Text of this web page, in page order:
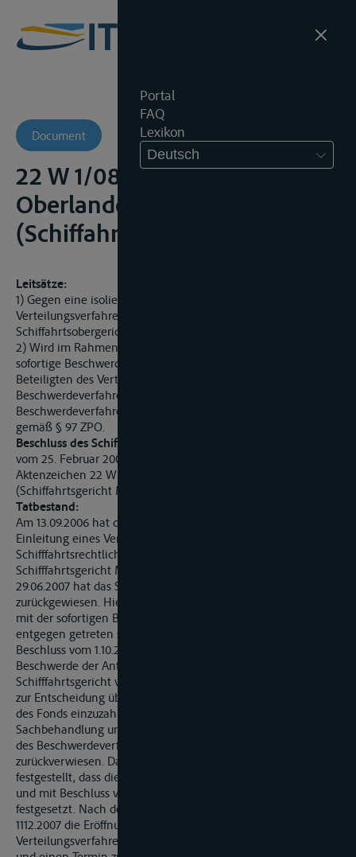
Portal
FAQ
Lexikon
Deutsch
Document
22 W 1/08 BSch -
Oberlandesgericht
(Schiffahrtsobergericht)
Leitsätze:
1) Gegen eine isolierte Kostengrundentscheidung im
Verteilungsverfahren ist die sofortige Beschwerde zum
Schiffahrtsobergericht zulässig.
2) Wird im Rahmen eines Verteilungsverfahrens eine
sofortige Beschwerde eingereicht und beteiligen sich die
Beteiligten des Verteilungsverfahrens am
Beschwerdeverfahren, so haben die Beteiligten des
Beschwerdeverfahrens Anspruch auf Ersatz ihrer Kosten
gemäß § 97 ZPO.
Beschluss des Schiffahrtsobergerichtes Karlsruhe
vom 25. Februar 2008
Aktenzeichen 22 W 1/08 BSch
(Schiffahrtsgericht Mainz, Aktenzeichen 77 H 68/06 BSch)
Tatbestand:
Am 13.09.2006 hat die Antragstellerin den Antrag auf
Einleitung eines Verteilungsverfahrens gemäß der
Schifffahrtsrechtlichen Verteilungsordnung (SVertO) beim
Schifffahrtsgericht Mainz gestellt. Mit Beschlussvom
29.06.2007 hat das Schifffahrtsgericht diesen Antrag
zurückgewiesen. Hiergegen wandte sich die Antragstellerin
mit der sofortigen Beschwerde, der die Antragsgegner
entgegen getreten sind. Das Schifffahrtsobergericht hat mit
Beschluss vom 1.10.2007 - 22 W 1/07 BSch - auf die sofortige
Beschwerde der Antragstellerin den Beschluss des
Schifffahrtsgericht vom 29.06.2007 aufgehoben und die Sache
zur Entscheidung über die Haftungssumme, die zur Errichtung
des Fonds einzuzahlen ist, sowie zur weiteren
Sachbehandlung und Entscheidung - auch über die Kosten
des Beschwerdeverfahrens - an das Schifffahrtsgericht Mainz
zurückverwiesen. Daraufhin hat das Schifffahrtsgericht
festgestellt, dass die Formalien des Antrags gegeben seien
und mit Beschluss vom 30.10.2007 die Haftungssumme
festgesetzt. Nach deren Einzahlung hat es mit Beschluss vom
1112.2007 die Eröffnung des Binnenschifffahrtsrechtlichen
Verteilungsverfahrens angeordnet, einen Sachwalter bestellt